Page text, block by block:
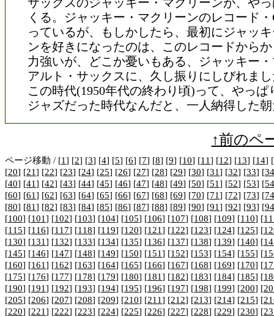
くる。ジャッキー・マクリーンのレコード
っているが、もしかしたら、最初にジャッ
ンを好きになったのは、このレコードから
力強いが、どこか憂いもある、ジャッキー
アルト・サックスに、久し振りにしびれま
この時代(1950年代の終わり頃)って、やっぱ
ジャズだった時代なんだと、一人納得した
↑前のペ
ページ移動 / [1] [2] [3] [4] [5] [6] [7] [8] [9] [10] [11] [12] [13] [14] [
[20] [21] [22] [23] [24] [25] [26] [27] [28] [29] [30] [31] [32] [33] [34
[40] [41] [42] [43] [44] [45] [46] [47] [48] [49] [50] [51] [52] [53] [54
[60] [61] [62] [63] [64] [65] [66] [67] [68] [69] [70] [71] [72] [73] [74
[80] [81] [82] [83] [84] [85] [86] [87] [88] [89] [90] [91] [92] [93] [94
[100] [101] [102] [103] [104] [105] [106] [107] [108] [109] [110] [
[115] [116] [117] [118] [119] [120] [121] [122] [123] [124] [125] [
[130] [131] [132] [133] [134] [135] [136] [137] [138] [139] [140] [
[145] [146] [147] [148] [149] [150] [151] [152] [153] [154] [155] [
[160] [161] [162] [163] [164] [165] [166] [167] [168] [169] [170] [
[175] [176] [177] [178] [179] [180] [181] [182] [183] [184] [185] [
[190] [191] [192] [193] [194] [195] [196] [197] [198] [199] [200] [
[205] [206] [207] [208] [209] [210] [211] [212] [213] [214] [215] [
[220] [221] [222] [223] [224] [225] [226] [227] [228] [229] [230] [